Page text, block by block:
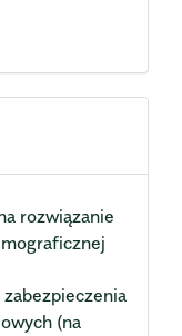
rozwiązanie
(na